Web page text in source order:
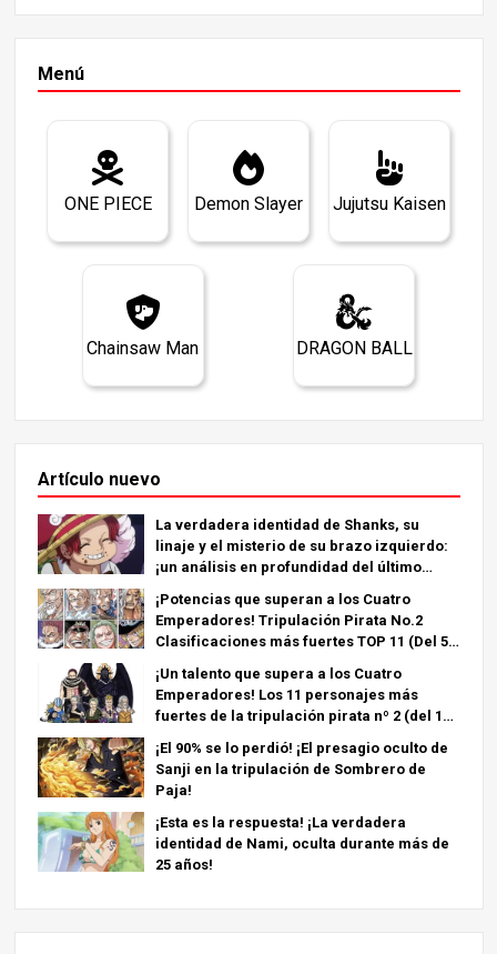
Menú
ONE PIECE Demon Slayer Jujutsu Kaisen
Chainsaw Man DRAGON BALL
Artículo nuevo
La verdadera identidad de Shanks, su
linaje y el misterio de su brazo izquierdo:
¡un análisis en profundidad del último
¡Potencias que superan a los Cuatro
Emperadores! Tripulación Pirata No.2
Clasificaciones más fuertes TOP 11 (Del 5º
¡Un talento que supera a los Cuatro
Emperadores! Los 11 personajes más
fuertes de la tripulación pirata nº 2 (del 11º
¡El 90% se lo perdió! ¡El presagio oculto de
Sanji en la tripulación de Sombrero de
Paja!
¡Esta es la respuesta! ¡La verdadera
identidad de Nami, oculta durante más de
25 años!